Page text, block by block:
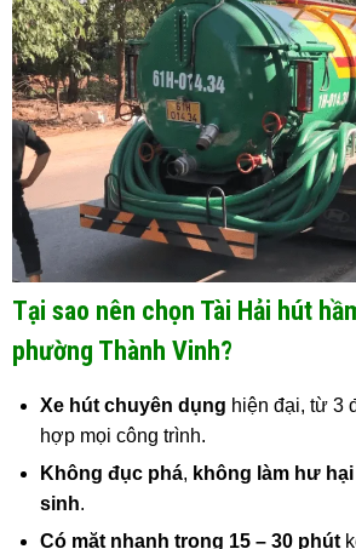
Tại sao nên chọn Tài Hải hút
phường Thành Vinh?
Xe hút chuyên dụng hiện đại, từ 3
hợp mọi công trình.
Không đục phá, không làm hư
sinh.
Có mặt nhanh trong 15 – 30 phút